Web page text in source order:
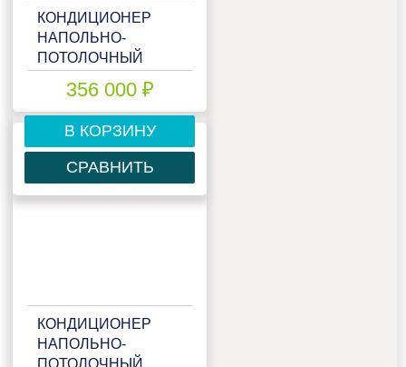
КОНДИЦИОНЕР
НАПОЛЬНО-
ПОТОЛОЧНЫЙ
FDE125VSX
356 000 ₽
В КОРЗИНУ
СРАВНИТЬ
КОНДИЦИОНЕР
НАПОЛЬНО-